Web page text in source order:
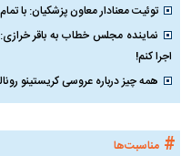
توئیت معنادار معاون پزشکیان: با
نماینده مجلس خطاب به باقر
اجرا کنم!
همه چیز درباره عروسی کریستینو
# مناسبت‌ها